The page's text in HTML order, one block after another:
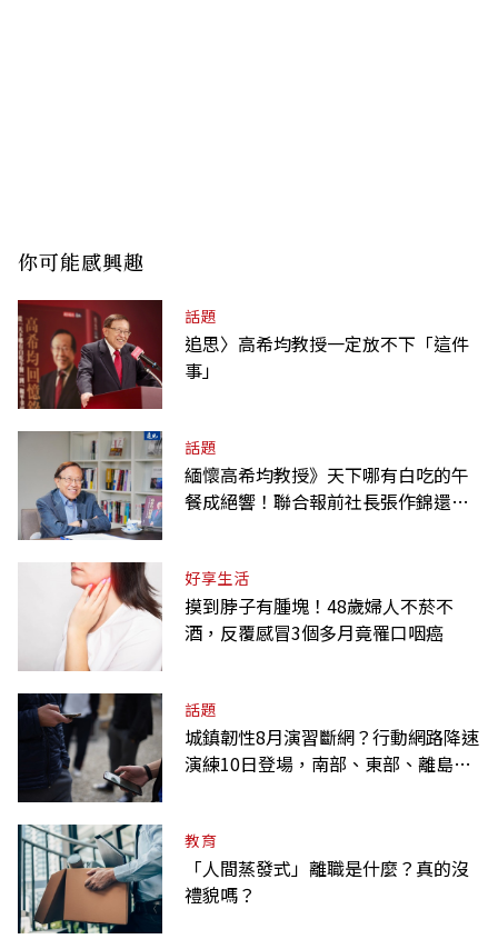
你可能感興趣
話題
追思〉高希均教授一定放不下「這件
事」
話題
緬懷高希均教授》天下哪有白吃的午
餐成絕響！聯合報前社長張作錦還原
好享生活
摸到脖子有腫塊！48歲婦人不菸不
酒，反覆感冒3個多月竟罹口咽癌
話題
城鎮韌性8月演習斷網？行動網路降速
演練10日登場，南部、東部、離島為
教育
「人間蒸發式」離職是什麼？真的沒
禮貌嗎？